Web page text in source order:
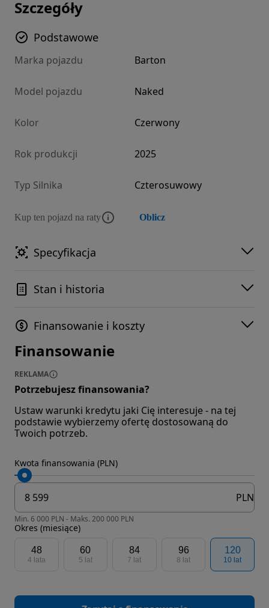
Szczegóły
Podstawowe
Marka pojazdu Barton
Model pojazdu Naked
Kolor Czerwony
Rok produkcji 2025
Typ Silnika Czterosuwowy
Kup ten pojazd na raty Oblicz
Specyfikacja
Stan i historia
Finansowanie i koszty
Finansowanie
REKLAMA
Potrzebujesz finansowania?
Ustaw warunki kredytu jaki Cię interesuje - na tej
podstawie wybierzemy ofertę dostosowaną do
Twoich potrzeb.
Kwota finansowania (PLN)
PLN
Min. 6 000 PLN - Maks. 200 000 PLN
Okres (miesiące)
48
4 lata
60
5 lat
84
7 lat
96
8 lat
120
10 lat